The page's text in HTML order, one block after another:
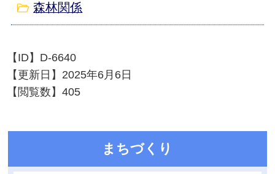
森林関係
【ID】 D-6640
【更新日】 2025年6月6日
【閲覧数】405
まちづくり